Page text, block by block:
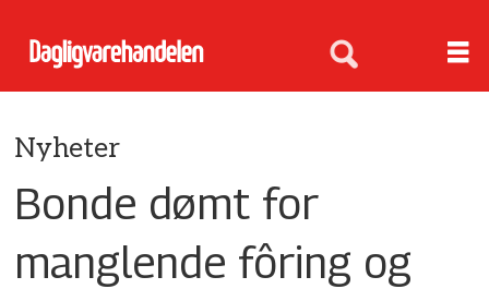
Nyheter
Bonde dømt for
manglende fôring og